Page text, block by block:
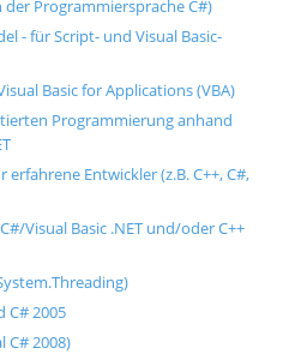
der Programmiersprache C#)
- für Script- und Visual Basic-
Basic for Applications (VBA)
Programmierung anhand
erfahrene Entwickler (z.B. C++, C#,
Visual Basic .NET und/oder C++
C# 2005
C# 2008)